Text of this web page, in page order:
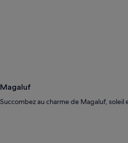
Magaluf
Succombez au charme de Magaluf, soleil